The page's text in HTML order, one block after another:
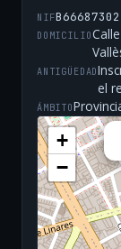
NIFB66687302
DOMICILIO
ANTIGÜEDAD
el
ÁMBITO
+
−